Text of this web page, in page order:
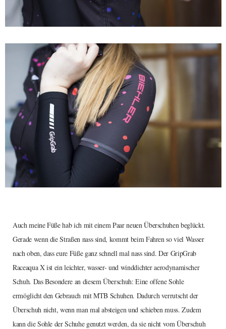
Auch meine Füße hab ich mit einem Paar neuen Überschuhen beglückt.
Gerade wenn die Straßen nass sind, kommt beim Fahren so viel Wasser
nach oben, dass eure Füße ganz schnell mal nass sind. Der GripGrab
Raceaqua X ist ein leichter, wasser- und winddichter aerodynamischer
Schuh. Das Besondere an diesem Überschuh: Eine offene Sohle
ermöglicht den Gebrauch mit MTB Schuhen. Dadurch verrutscht der
Überschuh nicht, wenn man mal absteigen und schieben muss. Zudem
kann die Sohle der Schuhe genutzt werden, da sie nicht vom Überschuh